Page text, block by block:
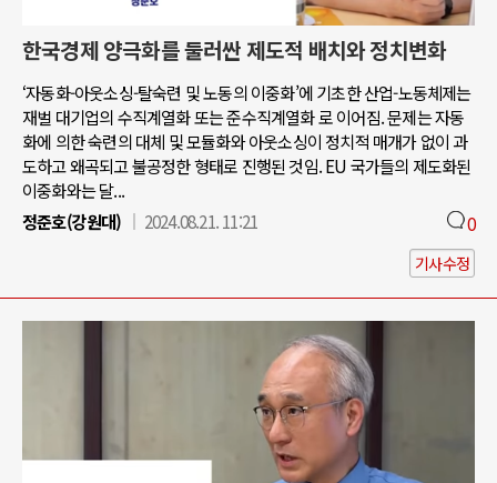
한국경제 양극화를 둘러싼 제도적 배치와 정치변화
‘자동화-아웃소싱-탈숙련 및 노동의 이중화’에 기초한 산업-노동체제는
재벌 대기업의 수직계열화 또는 준수직계열화 로 이어짐. 문제는 자동
화에 의한 숙련의 대체 및 모듈화와 아웃소싱이 정치적 매개가 없이 과
도하고 왜곡되고 불공정한 형태로 진행된 것임. EU 국가들의 제도화된
이중화와는 달...
정준호(강원대)
2024.08.21. 11:21 0
기사수정